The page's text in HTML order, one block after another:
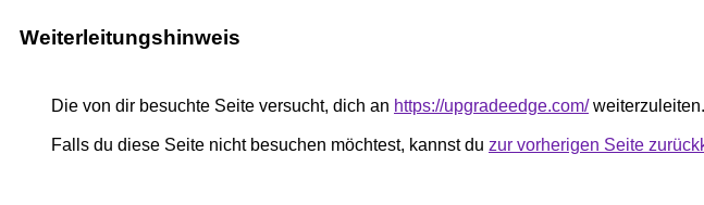
Weiterleitungshinweis
Die von dir besuchte Seite versucht, dich an https://upgradeedge.com/weiterzuleiten.
Falls du diese Seite nicht besuchen möchtest, kannst du zur vorherigen Seite